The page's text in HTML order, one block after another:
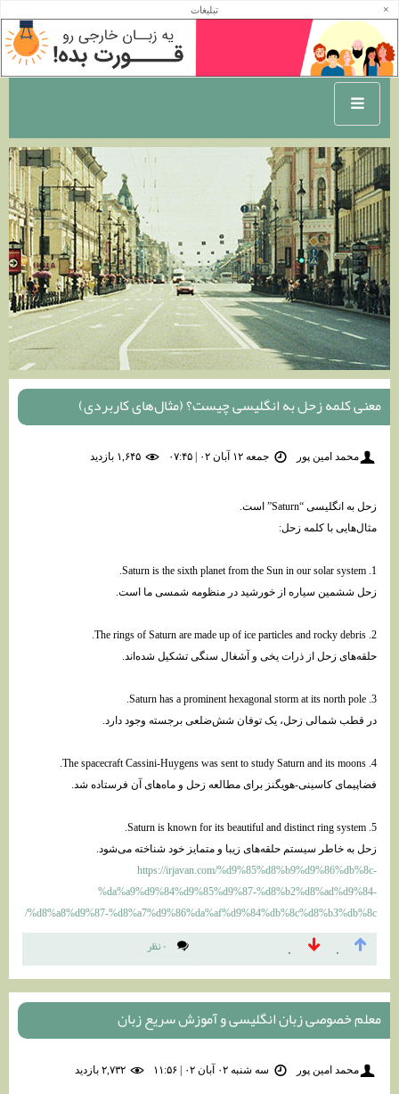
آرشیو آبان ماه 1402
معنی کلمه زحل به انگلیسی چیست؟ (مثال‌های کاربردی)
محمد امین پور جمعه ۱۲ آبان ۰۲ | ۰۷:۴۵
زحل به انگلیسی “Saturn” است.
مثال‌هایی با کلمه زحل:
1. Saturn is the sixth planet from the Sun in our solar system.
زحل ششمین سیاره از خورشید در منظومه شمسی ما است.
2. The rings of Saturn are made up of ice particles and rocky debris.
حلقه‌های زحل از ذرات یخی و آشغال سنگی تشکیل شده‌اند.
3. Saturn has a prominent hexagonal storm at its north pole.
در قطب شمالی زحل، یک توفان شش‌ضلعی برجسته وجود دارد.
4. The spacecraft Cassini-Huygens was sent to study Saturn and its moons.
فضاپیمای کاسینی-هویگنز برای مطالعه زحل و ماه‌های آن فرستاده شد.
5. Saturn is known for its beautiful and distinct ring system.
زحل به خاطر سیستم حلقه‌های زیبا و متمایز خود شناخته می‌شود.
https://irjavan.com/%d9%85%d8%b9%d9%86%db%8c-
%da%a9%d9%84%d9%85%d9%87-%d8%b2%d8%ad%d9%84-
%d8%a8%d9%87-%d8%a7%d9%86%da%af%d9%84%db%8c%d8%b3%db%8c/
۰ ۰ ۰ نظر
معلم خصوصی زبان انگلیسی و آموزش سریع زبان
محمد امین پور سه شنبه ۰۲ آبان ۰۲ | ۱۱:۵۶
تبلیغات ×